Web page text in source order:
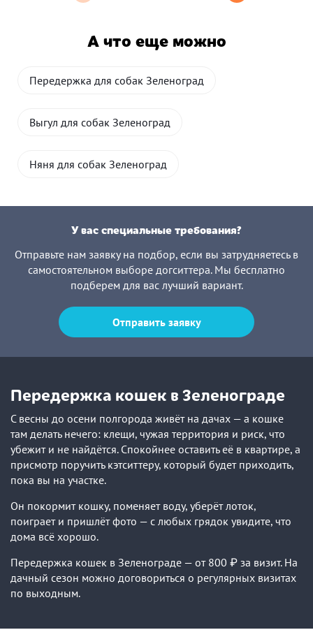
А что еще можно
Передержка для собак Зеленоград
Выгул для собак Зеленоград
Няня для собак Зеленоград
У вас специальные требования?
Отправьте нам заявку на подбор, если вы затрудняетесь в
самостоятельном выборе догситтера. Мы бесплатно
подберем для вас лучший вариант.
Отправить заявку
Передержка кошек в Зеленограде
С весны до осени полгорода живёт на дачах — а кошке
там делать нечего: клещи, чужая территория и риск, что
убежит и не найдётся. Спокойнее оставить её в квартире, а
присмотр поручить кэтситтеру, который будет приходить,
пока вы на участке.
Он покормит кошку, поменяет воду, уберёт лоток,
поиграет и пришлёт фото — с любых грядок увидите, что
дома всё хорошо.
Передержка кошек в Зеленограде — от 800 ₽ за визит. На
дачный сезон можно договориться о регулярных визитах
по выходным.